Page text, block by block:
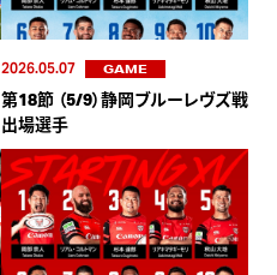
2026.05.07 GAME
第18節 （5/9）静岡ブルーレヴズ戦
出場選手